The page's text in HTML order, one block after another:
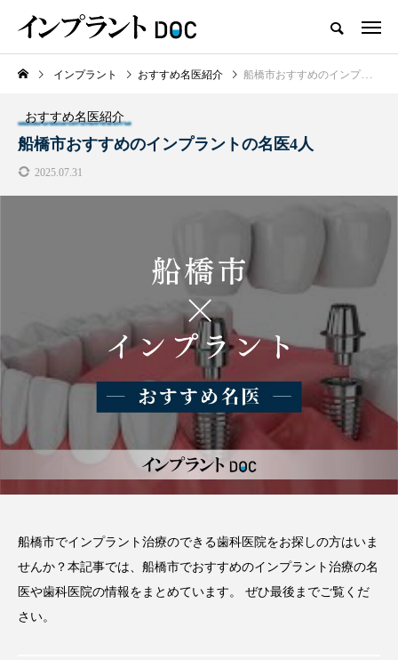
おすすめ名医紹介
横浜市おすすめの歯がボロボロの
2025.10.21
注目のトピック
コラム
義歯 違い 費用
インプラントオーバーデンチャー 前歯
作成 メリット ブリッジ
インプラント おすすめ名医紹介 船橋市おすすめのインプラントの名医4人
おすすめ名医紹介
船橋市おすすめのインプラントの名医4人
2025.07.31
船橋市でインプラント治療のできる歯科医院をお探しの方はいま
せんか？本記事では、船橋市でおすすめのインプラント治療の名
医や歯科医院の情報をまとめています。 ぜひ最後までご覧くだ
さい。